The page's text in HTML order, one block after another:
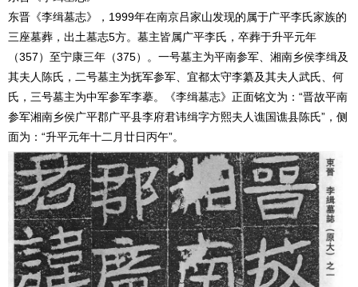
东晋《李缉墓志》，1999年在南京吕家山发现的属于广平李氏家族的
三座墓葬，出土墓志5方。墓主皆属广平李氏，卒葬于升平元年
（357）至宁康三年（375）。一号墓主为平南参军、湘南乡侯李缉及
其夫人陈氏，二号墓主为抚军参军、宜都太守李纂及其夫人武氏、何
氏，三号墓主为中军参军李摹。《李缉墓志》正面铭文为：“晋故平南
参军湘南乡侯广平郡广平县李府君讳缉字方熙夫人谯国谯县陈氏”，侧
面为：“升平元年十二月廿日丙午”。